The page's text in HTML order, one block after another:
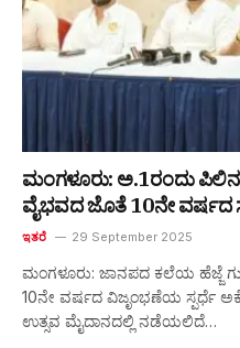
ಮಂಗಳೂರು: ಅ.1ರಂದು
ವೈಭವದ ಜೊತೆ 10ನೇ ವರ್ಷದ
ಇತರೆ 29 September 2025
ಮಂಗಳೂರು: ಜಾನಪದ ಕಲೆಯ ಹೆಜ್ಜೆ
10ನೇ ವರ್ಷದ ವಿಜೃಂಭಣೆಯ ಸ್ಪರ್ಧೆ
ಉತ್ಸವ ಮೈದಾನದಲ್ಲಿ ನಡೆಯಲಿದೆ…